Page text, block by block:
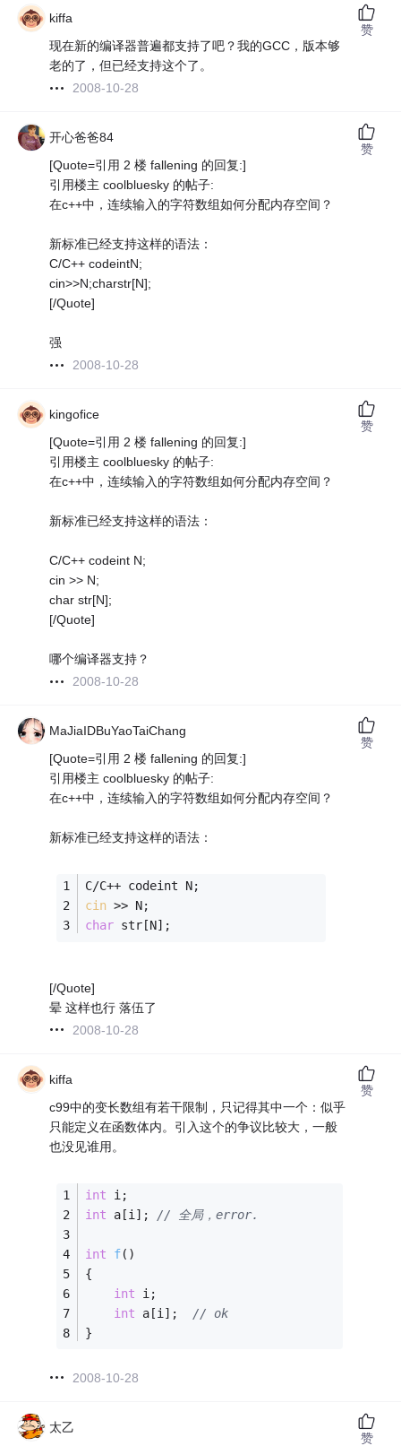
kiffa
现在新的编译器普遍都支持了吧？我的GCC，版本够
老的了，但已经支持这个了。
2008-10-28
赞
开心爸爸84
[Quote=引用 2 楼 fallening 的回复:]
引用楼主 coolbluesky 的帖子:
在c++中，连续输入的字符数组如何分配内存空间？
新标准已经支持这样的语法：
C/C++ codeintN;
cin>>N;charstr[N];
[/Quote]
强
2008-10-28
赞
kingofice
[Quote=引用 2 楼 fallening 的回复:]
引用楼主 coolbluesky 的帖子:
在c++中，连续输入的字符数组如何分配内存空间？
新标准已经支持这样的语法：
C/C++ codeint N;
cin >> N;
char str[N];
[/Quote]
哪个编译器支持？
2008-10-28
赞
MaJiaIDBuYaoTaiChang
[Quote=引用 2 楼 fallening 的回复:]
引用楼主 coolbluesky 的帖子:
在c++中，连续输入的字符数组如何分配内存空间？
新标准已经支持这样的语法：
C/C++ codeint N;
cin >> N;
char str[N];
[/Quote]
晕 这样也行 落伍了
2008-10-28
赞
kiffa
c99中的变长数组有若干限制，只记得其中一个：似乎
只能定义在函数体内。引入这个的争议比较大，一般
也没见谁用。
int i;
int a[i]; // 全局，error.
int f()
{
int i;
int a[i]; // ok
}
2008-10-28
赞
太乙
赞